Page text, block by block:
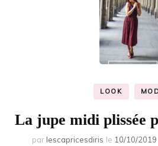
LOOK
La jupe midi plissée
par lescapricesdiris le 10/10/2019